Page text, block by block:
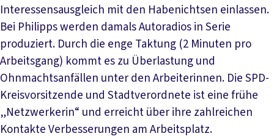
Interessensausgleich mit den Habenichtsen einlassen.
Bei Philipps werden damals Autoradios in Serie
produziert. Durch die enge Taktung (2 Minuten pro
Arbeitsgang) kommt es zu Überlastung und
Ohnmachtsanfällen unter den Arbeiterinnen. Die SPD-
Kreisvorsitzende und Stadtverordnete ist eine frühe
„Netzwerkerin“ und erreicht über ihre zahlreichen
Kontakte Verbesserungen am Arbeitsplatz.